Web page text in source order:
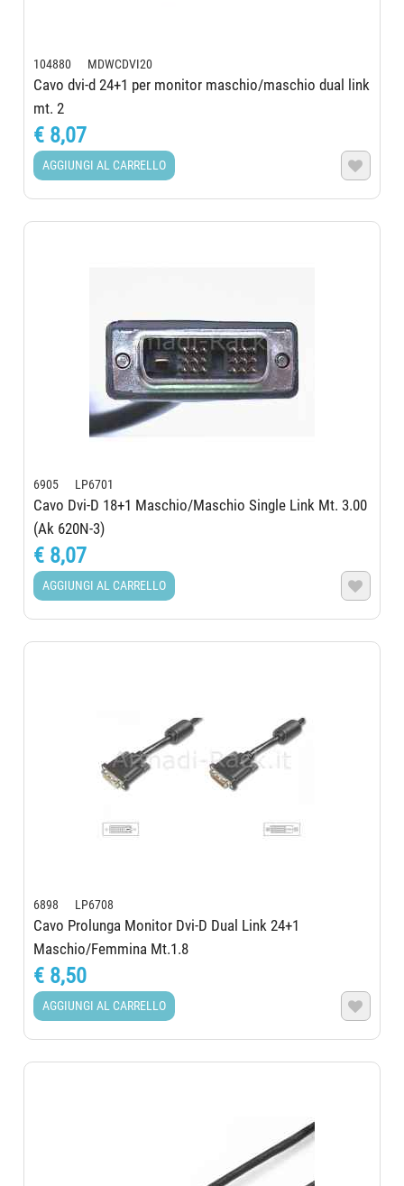
104880 MDWCDVI20
Cavo dvi-d 24+1 per monitor maschio/maschio dual link
mt. 2
€ 8,07
AGGIUNGI AL CARRELLO 
6905 LP6701
Cavo Dvi-D 18+1 Maschio/Maschio Single Link Mt. 3.00
(Ak 620N-3)
€ 8,07
AGGIUNGI AL CARRELLO 
6898 LP6708
Cavo Prolunga Monitor Dvi-D Dual Link 24+1
Maschio/Femmina Mt.1.8
€ 8,50
AGGIUNGI AL CARRELLO 